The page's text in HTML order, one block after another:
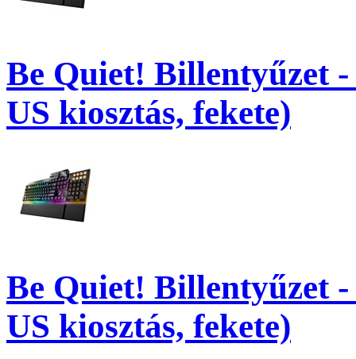
Be Quiet! Billentyűzet
US kiosztás, fekete)
Be Quiet! Billentyűzet
US kiosztás, fekete)